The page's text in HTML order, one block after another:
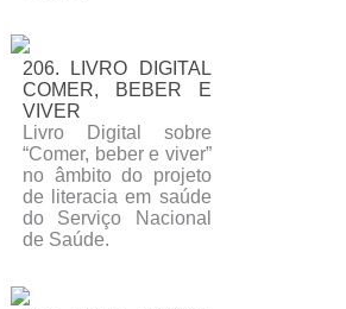
206. LIVRO DIGITAL
COMER, BEBER E
VIVER
Livro Digital sobre
“Comer, beber e viver”
no âmbito do projeto
de literacia em saúde
do Serviço Nacional
de Saúde.